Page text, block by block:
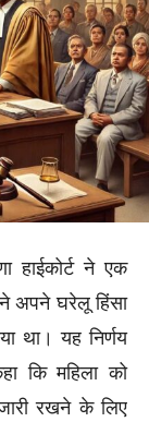
हाईकोर्ट ने एक
अपने घरेलू हिंसा
था। यह निर्णय
कि महिला को
रखने के लिए